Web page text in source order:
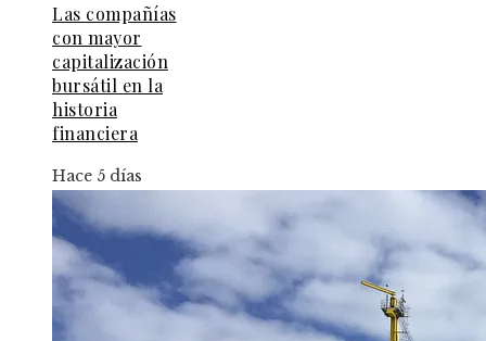
Las compañías
con mayor
capitalización
bursátil en la
historia
financiera
Hace 5 días